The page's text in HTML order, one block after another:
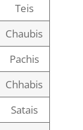
Teis
Chaubis
Pachis
Chhabis
Satais